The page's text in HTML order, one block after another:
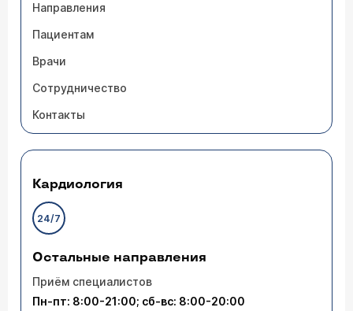
Направления
Пациентам
Врачи
Сотрудничество
Контакты
Кардиология
24/7
Остальные направления
Приём специалистов
Пн-пт: 8:00-21:00; сб-вс: 8:00-20:00